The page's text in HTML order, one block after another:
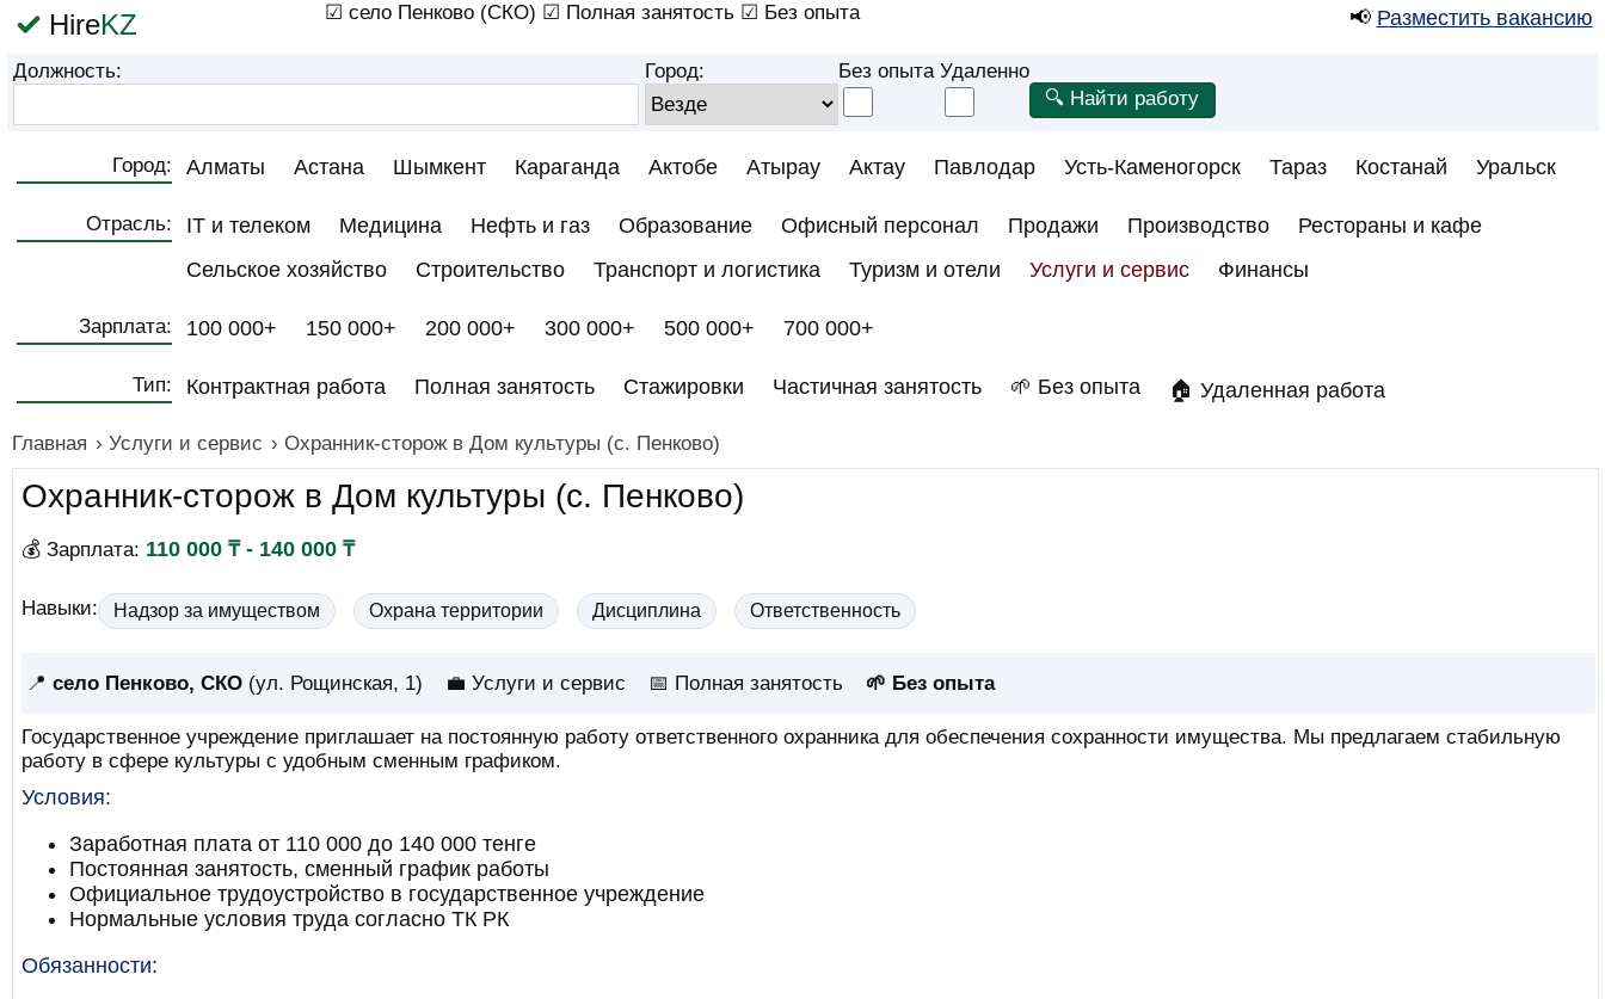
HireKZ ☑ село Пенково (СКО) ☑ Полная занятость ☑ Без опыта 📢 Разместить вакансию
Должность: Город: Без опыта Удаленно
Город: Алматы Астана Шымкент Караганда Актобе Атырау Актау Павлодар Усть-Каменогорск Тараз Костанай Уральск
Отрасль: IT и телеком Медицина Нефть и газ Образование Офисный персонал Продажи Производство
Рестораны и кафе
Сельское хозяйство
Строительство Транспорт и логистика Туризм и отели Услуги и сервис Финансы
Зарплата: 100 000+ 150 000+ 200 000+ 300 000+ 500 000+ 700 000+
Тип: Контрактная работа Полная занятость Стажировки Частичная занятость 🌱 Без опыта 🏠 Удаленная работа
Главная › Услуги и сервис › Охранник-сторож в Дом культуры (с. Пенково)
Охранник-сторож в Дом культуры (с. Пенково)
💰 Зарплата: 110 000 ₸ - 140 000 ₸
Навыки: Надзор за имуществом Охрана территории Дисциплина Ответственность
📍 село Пенково, СКО(ул. Рощинская, 1) 💼 Услуги и сервис 📅 Полная занятость 🌱 Без опыта
Государственное учреждение приглашает на постоянную работу ответственного охранника для обеспечения сохранности имущества. Мы предлагаем стабильную
работу в сфере культуры с удобным сменным графиком.
Условия:
Заработная плата от 110 000 до 140 000 тенге
Постоянная занятость, сменный график работы
Официальное трудоустройство в государственное учреждение
Нормальные условия труда согласно ТК РК
Обязанности: